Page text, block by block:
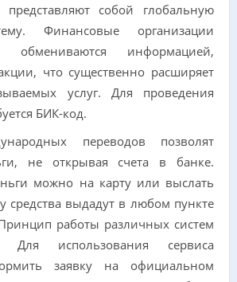
представляют собой глобальную
Финансовые организации
обмениваются информацией,
что существенно расширяет
услуг. Для проведения
БИК-код.
переводов позволят
не открывая счета в банке.
можно на карту или выслать
средства выдадут в любом пункте
работы различных систем
использования сервиса
заявку на официальном